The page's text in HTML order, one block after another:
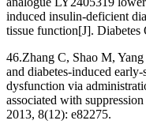
induced insulin-deficient
tissue function[J].
46.Zhang C, Shao M,
and diabetes-induced early-
dysfunction via
associated with
2013, 8(12): e82275.